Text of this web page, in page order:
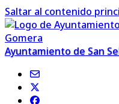
Saltar al contenido
Ayuntamiento de San